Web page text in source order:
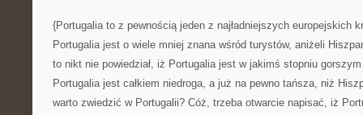
{Portugalia to z pewnością jeden z najładniejszych europejskich
Portugalia jest o wiele mniej znana wśród turystów, aniżeli
to nikt nie powiedział, iż Portugalia jest w jakimś stopniu
Portugalia jest całkiem niedroga, a już na pewno tańsza, niż
warto zwiedzić w Portugalii? Cóż, trzeba otwarcie napisać, iż